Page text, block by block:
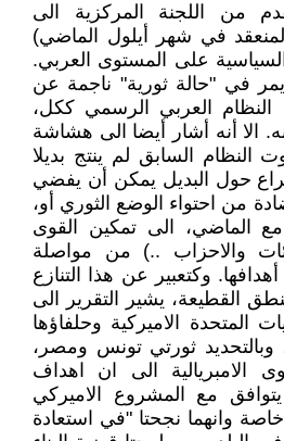
من اللجنة المركزية الى
في شهر أيلول الماضي)
على المستوى العربي.
في "حالة ثورية" ناجمة عن
النظام العربي الرسمي ككل،
الا أنه أشار أيضا الى هشاشة
النظام السابق لم ينتج بديلا
حول البديل يمكن أن يفضي
من احتواء الوضع الثوري أو،
الماضي، الى تمكين القوى
والاحزاب ..) من مواصلة
وكتعبير عن هذا التنازع
القطيعة، يشير التقرير الى
المتحدة الاميركية وحلفاؤها
وبالتحديد ثورتي تونس ومصر،
الامبريالية الى ان اهداف
يتوافق مع المشروع الاميركي
وانهما نجحتا "في استعادة